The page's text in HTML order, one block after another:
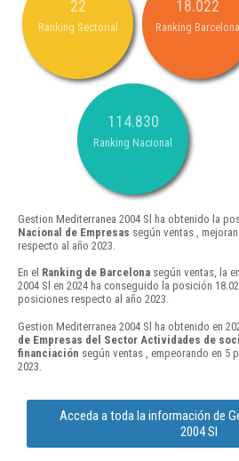
22
Ranking Sectorial
18.022
Ranking Barcelona
114.830
Ranking Nacional
Gestion Mediterranea 2004 Sl ha obtenido la
Nacional de Empresas según ventas ,
respecto al año 2023.
En el Ranking de Barcelona según ventas, la
2004 Sl en 2024 ha conseguido la posición
posiciones respecto al año 2023.
Gestion Mediterranea 2004 Sl ha obtenido en
de Empresas del Sector Actividades de
financiación según ventas , empeorando en 5
2023.
Acceda a toda la información de
2004 Sl